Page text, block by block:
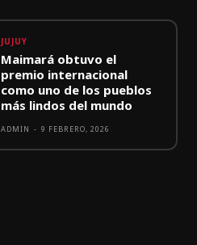
JUJUY
Maimará obtuvo el
premio internacional
como uno de los pueblos
más lindos del mundo
ADMIN - 9 FEBRERO, 2026